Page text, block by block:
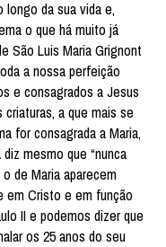
longo da sua vida e,
o que há muito já
São Luis Maria Grignont
a nossa perfeição
e consagrados a Jesus
a que mais se
for consagrada a Maria,
mesmo que “nunca
de Maria aparecem
em Cristo e em função
II e podemos dizer que
os 25 anos do seu